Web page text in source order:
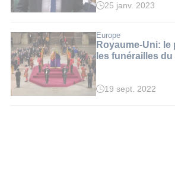
Temps
:
3
min.
25 janv. 2023
Europe
Royaume-Uni:
les funérailles du
Temps
19 sept. 2022